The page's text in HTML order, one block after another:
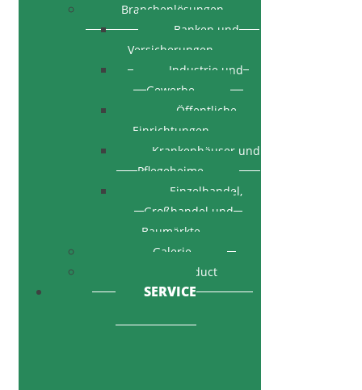
Branchenlösungen
Banken und
Versicherungen
Industrie und
Gewerbe
Öffentliche
Einrichtungen
Krankenhäuser und
Pflegeheime
Einzelhandel,
Großhandel und
Baumärkte
Galerie
Code of Conduct
SERVICE